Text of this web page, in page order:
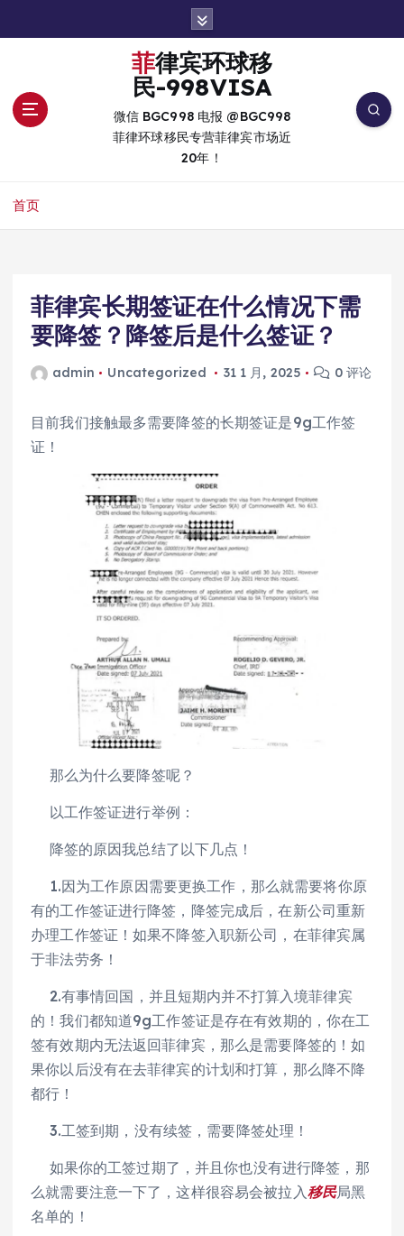
菲律宾环球移
民-998VISA
微信 BGC998 电报 @BGC998
菲律环球移民专营菲律宾市场近
20年！
首页
菲律宾长期签证在什么情况下需
要降签？降签后是什么签证？
admin Uncategorized 31 1 月, 2025 0 评论
目前我们接触最多需要降签的长期签证是9g工作签
证！
那么为什么要降签呢？
以工作签证进行举例：
降签的原因我总结了以下几点！
1.因为工作原因需要更换工作，那么就需要将你原
有的工作签证进行降签，降签完成后，在新公司重新
办理工作签证！如果不降签入职新公司，在菲律宾属
于非法劳务！
2.有事情回国，并且短期内并不打算入境菲律宾
的！我们都知道9g工作签证是存在有效期的，你在工
签有效期内无法返回菲律宾，那么是需要降签的！如
果你以后没有在去菲律宾的计划和打算，那么降不降
都行！
3.工签到期，没有续签，需要降签处理！
如果你的工签过期了，并且你也没有进行降签，那
么就需要注意一下了，这样很容易会被拉入移民局黑
名单的！